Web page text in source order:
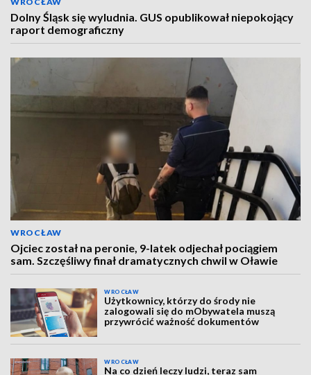
Dolny Śląsk się wyludnia. GUS opublikował niepokojący
raport demograficzny
WROCŁAW
Ojciec został na peronie, 9-latek odjechał pociągiem
sam. Szczęśliwy finał dramatycznych chwil w Oławie
WROCŁAW
Użytkownicy, którzy do środy nie
zalogowali się do mObywatela muszą
przywrócić ważność dokumentów
WROCŁAW
Na co dzień leczy ludzi, teraz sam